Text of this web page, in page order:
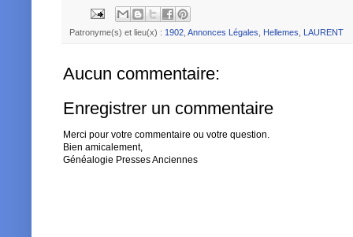
Patronyme(s) et lieu(x) : 1902 Annonces Légales Hellemes LAURENT
Aucun commentaire:
Enregistrer un commentaire
Merci pour votre commentaire ou votre question.
Bien amicalement,
Généalogie Presses Anciennes